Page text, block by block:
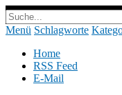
Menü Schlagworte
Home
RSS Feed
E-Mail